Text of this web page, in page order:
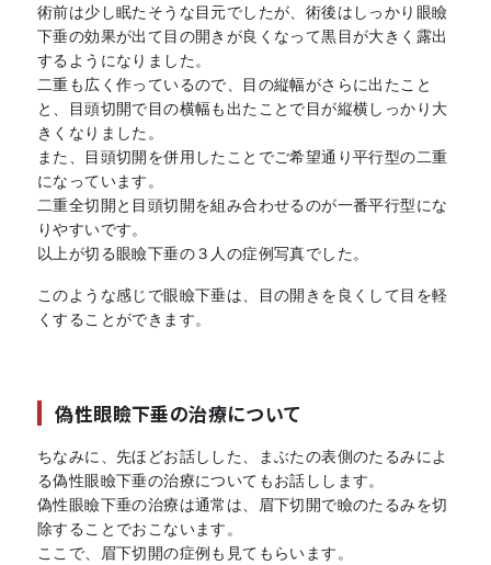
術前は少し眠たそうな目元でしたが、術後はしっかり眼瞼
下垂の効果が出て目の開きが良くなって黒目が大きく露出
するようになりました。
二重も広く作っているので、目の縦幅がさらに出たこと
と、目頭切開で目の横幅も出たことで目が縦横しっかり大
きくなりました。
また、目頭切開を併用したことでご希望通り平行型の二重
になっています。
二重全切開と目頭切開を組み合わせるのが一番平行型にな
りやすいです。
以上が切る眼瞼下垂の３人の症例写真でした。
このような感じで眼瞼下垂は、目の開きを良くして目を軽
くすることができます。
偽性眼瞼下垂の治療について
ちなみに、先ほどお話しした、まぶたの表側のたるみによ
る偽性眼瞼下垂の治療についてもお話しします。
偽性眼瞼下垂の治療は通常は、眉下切開で瞼のたるみを切
除することでおこないます。
ここで、眉下切開の症例も見てもらいます。